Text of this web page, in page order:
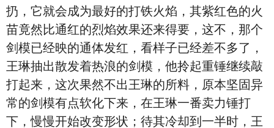
扔，它就会成为最好的打铁火焰，其紫红色的火
苗竟然比通红的烈焰效果还来得要，这不，那个
剑模已经映的通体发红，看样子已经差不多了，
王琳抽出散发着热浪的剑模，他拎起重锤继续敲
打起来，这次果然不出王琳的所料，原本坚固异
常的剑模有点软化下来，在王琳一番卖力锤打
下，慢慢开始改变形状；待其冷却到一半时，王